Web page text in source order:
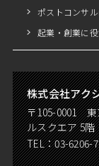
ポストコンサ
起業・創業に
株式会社アク
〒105-0001 東
ルスクエア 5階
TEL：03-6206-